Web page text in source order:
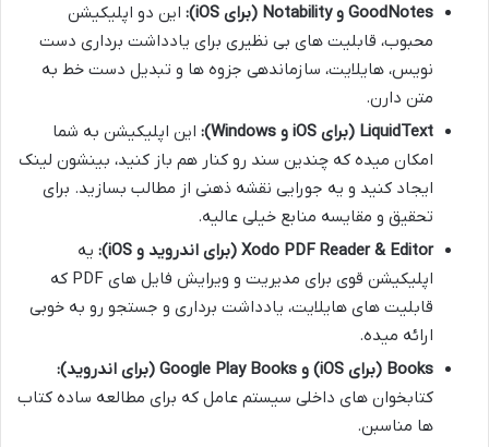
GoodNotes و Notability (برای iOS):
این دو اپلیکیشن
محبوب، قابلیت های بی نظیری برای یادداشت برداری دست
نویس، هایلایت، سازماندهی جزوه ها و تبدیل دست خط به
متن دارن.
LiquidText (برای iOS و Windows):
این اپلیکیشن به شما
امکان میده که چندین سند رو کنار هم باز کنید، بینشون لینک
ایجاد کنید و یه جورایی نقشه ذهنی از مطالب بسازید. برای
تحقیق و مقایسه منابع خیلی عالیه.
Xodo PDF Reader & Editor (برای اندروید و iOS):
یه
اپلیکیشن قوی برای مدیریت و ویرایش فایل های PDF که
قابلیت های هایلایت، یادداشت برداری و جستجو رو به خوبی
ارائه میده.
Books (برای iOS) و Google Play Books (برای اندروید):
کتابخوان های داخلی سیستم عامل که برای مطالعه ساده کتاب
ها مناسبن.